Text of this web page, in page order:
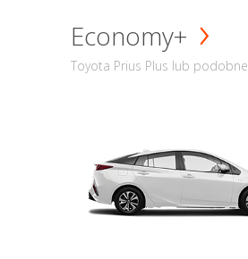
Economy+
Toyota Prius Plus lub podobne